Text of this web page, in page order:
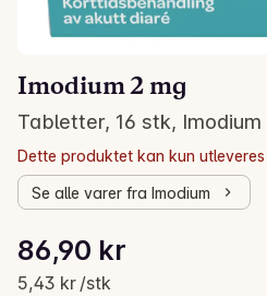
Imodium 2 mg
Tabletter, 16 stk, Imodium
Dette produktet kan kun
Se alle varer fra Imodium
Gjeldende pris er: 86,90 kr
86,90 kr
5,43 kr /stk
Stykkpris: 5,43 kr /stk